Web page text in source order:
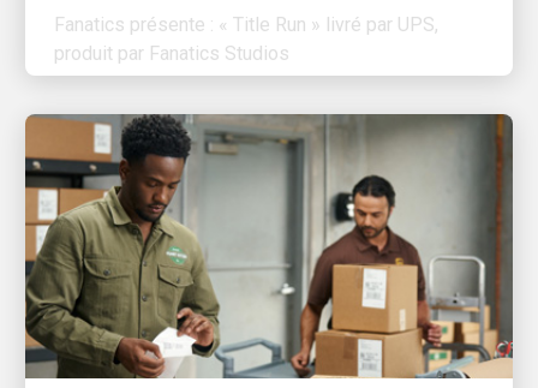
produit par Fanatics Studios